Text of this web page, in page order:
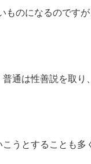
のになるのですが
通は性善説を取り、
うとすることも多